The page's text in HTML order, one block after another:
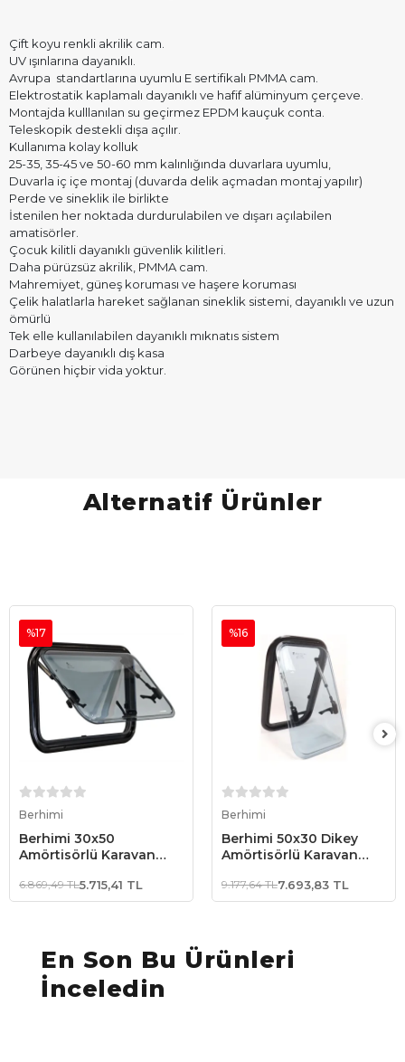
Çift koyu renkli akrilik cam.
UV ışınlarına dayanıklı.
Avrupa standartlarına uyumlu E sertifikalı PMMA cam.
Elektrostatik kaplamalı dayanıklı ve hafif alüminyum çerçeve.
Montajda kulllanılan su geçirmez EPDM kauçuk conta.
Teleskopik destekli dışa açılır.
Kullanıma kolay kolluk
25-35, 35-45 ve 50-60 mm kalınlığında duvarlara uyumlu,
Duvarla iç içe montaj (duvarda delik açmadan montaj yapılır)
Perde ve sineklik ile birlikte
İstenilen her noktada durdurulabilen ve dışarı açılabilen
amatisörler.
Çocuk kilitli dayanıklı güvenlik kilitleri.
Daha pürüzsüz akrilik, PMMA cam.
Mahremiyet, güneş koruması ve haşere koruması
Çelik halatlarla hareket sağlanan sineklik sistemi, dayanıklı ve uzun
ömürlü
Tek elle kullanılabilen dayanıklı mıknatıs sistem
Darbeye dayanıklı dış kasa
Görünen hiçbir vida yoktur.
Alternatif Ürünler
Berhimi
Berhimi 30x50
Amörtisörlü Karavan
Güneşlikli)
%17
6.869,49 TL5.715,41 TL
Berhimi
Berhimi 50x30 Dikey
Amörtisörlü Karavan
Güneşlikli)
%16
9.177,64 TL7.693,83 TL
En Son Bu Ürünleri
İnceledin